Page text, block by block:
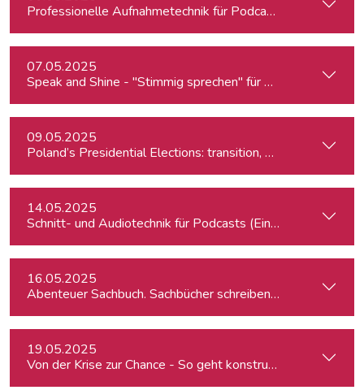
Professionelle Aufnahmetechnik für Podcasts & Radio
07.05.2025
Speak and Shine - "Stimmig sprechen" für Podcast,
09.05.2025
Poland’s Presidential Elections: transition, migration, war,
14.05.2025
Schnitt- und Audiotechnik für Podcasts (Einsteiger:innen)
16.05.2025
Abenteuer Sachbuch. Sachbücher schreiben für
19.05.2025
Von der Krise zur Chance - So geht konstruktiver